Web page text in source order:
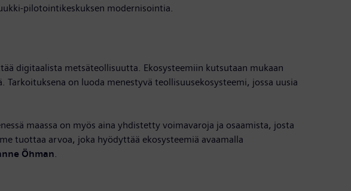
pilotointikeskuksen modernisointia.
digitaalista metsäteollisuutta. Ekosysteemiin kutsutaan mukaan
on luoda menestyvä teollisuusekosysteemi, jossa uusia
maassa on myös aina yhdistetty voimavaroja ja osaamista, josta
tuottaa arvoa, joka hyödyttää ekosysteemiä avaamalla
Öhman